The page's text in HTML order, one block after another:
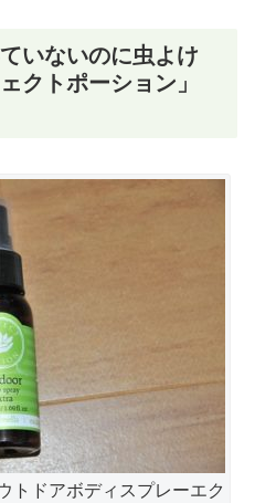
いないのに虫よけ
クトポーション」
トドアボディスプレーエク